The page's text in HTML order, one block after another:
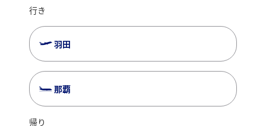
行き
羽田
那覇
帰り